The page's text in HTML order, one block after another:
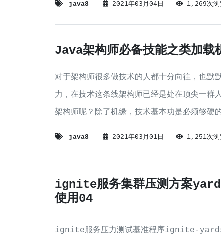
java8 2021年03月04日 1,269次浏
Java架构师必备技能之类加载
对于架构师很多做技术的人都十分向往，也默
力，在技术这条线架构师已经是处在顶尖一群
架构师呢？除了机缘，技术基本功是必须够硬
java8 2021年03月01日 1,251次浏
ignite服务集群压测方案
使用04
ignite服务压力测试基准程序ignite-